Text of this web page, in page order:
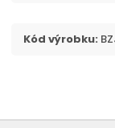
Kód výrobku: